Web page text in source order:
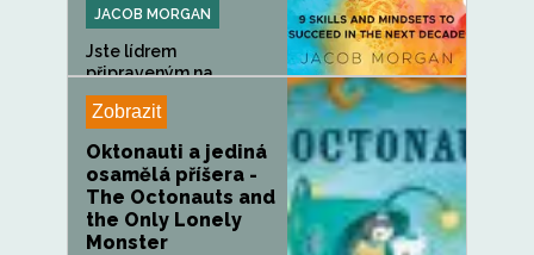
JACOB MORGAN
Jste lídrem
připraveným na
budoucnost? Na
základě...
Zobrazit
Oktonauti a jediná
osamělá příšera -
The Octonauts and
the Only Lonely
Monster